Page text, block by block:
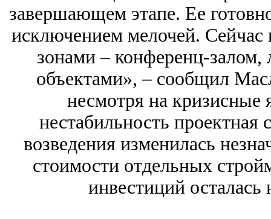
завершающем этапе. Ее
исключением мелочей.
зонами – конференц-
объектами», ‒ сообщил
несмотря на кризисные
нестабильность проектная
возведения изменилась
стоимости отдельных
инвестиций